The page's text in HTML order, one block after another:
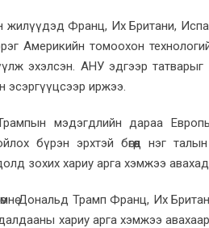
жилүүдэд Франц, Их Британи,
Америкийн томоохон
эхэлсэн. АНУ эдгээр
эсэргүүцсээр иржээ.
мэдэгдлийн дараа
бүрэн эрхтэй бөгөөд нэг
зохих хариу арга хэмжээ
Дональд Трамп Франц, Их
хариу арга хэмжээ